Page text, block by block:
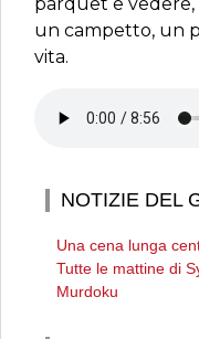
un campetto, un
vita.
NOTIZIE DEL
Una cena lunga
Tutte le mattine di
Murdoku